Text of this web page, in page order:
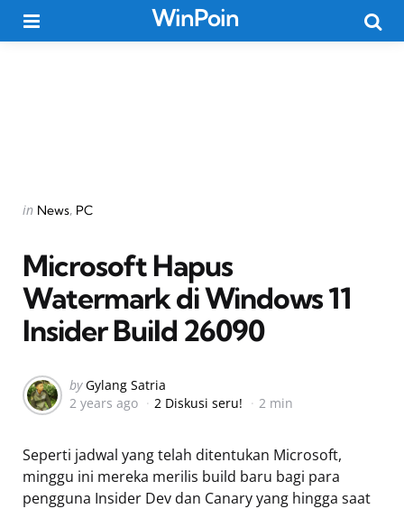
WinPoin
Categories
Posted
in News PC
Microsoft Hapus
Watermark di Windows 11
Insider Build 26090
Posted
by
by Gylang Satria
2 years ago
2 Diskusi seru! 2 min
Seperti jadwal yang telah ditentukan Microsoft,
minggu ini mereka merilis build baru bagi para
pengguna Insider Dev dan Canary yang hingga saat